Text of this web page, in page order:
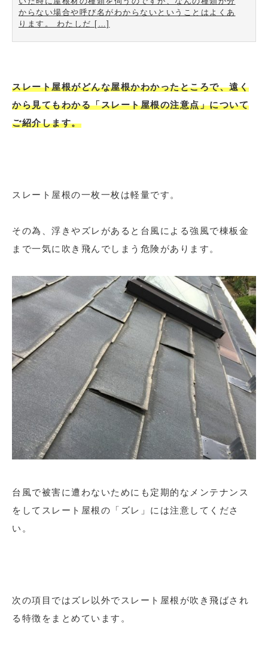
からない場合や呼び名がわからないということはよくあ
ります。 わたしだ […]
スレート屋根がどんな屋根かわかったところで、遠く
から見てもわかる「スレート屋根の注意点」について
ご紹介します。
スレート屋根の一枚一枚は軽量です。
その為、浮きやズレがあると台風による強風で棟板金
まで一気に吹き飛んでしまう危険があります。
台風で被害に遭わないためにも定期的なメンテナンス
をしてスレート屋根の「ズレ」には注意してくださ
い。
次の項目ではズレ以外でスレート屋根が吹き飛ばされ
る特徴をまとめています。